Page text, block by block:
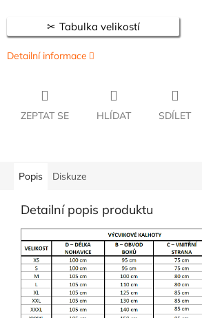
Tabulka velikostí
Detailní informace
ZEPTAT SE HLÍDAT SDÍLET
Popis Diskuze
Detailní popis produktu